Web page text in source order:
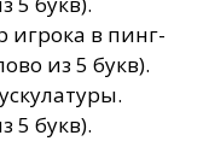
игрока в пинг­
из 5 букв).
5 букв).